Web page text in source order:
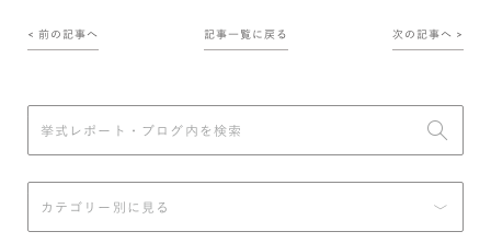
< 前の記事へ 記事一覧に戻る 次の記事へ >